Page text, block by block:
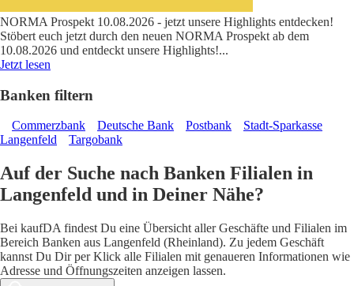
NORMA Prospekt 10.08.2026 - jetzt unsere Highlights entdecken!
Stöbert euch jetzt durch den neuen NORMA Prospekt ab dem
10.08.2026 und entdeckt unsere Highlights!...
Jetzt lesen
Banken filtern
Commerzbank Deutsche Bank Postbank
Stadt-Sparkasse
Langenfeld
Targobank
Auf der Suche nach Banken Filialen in
Langenfeld und in Deiner Nähe?
Bei kaufDA findest Du eine Übersicht aller Geschäfte und Filialen im
Bereich Banken aus Langenfeld (Rheinland). Zu jedem Geschäft
kannst Du Dir per Klick alle Filialen mit genaueren Informationen wie
Adresse und Öffnungszeiten anzeigen lassen.